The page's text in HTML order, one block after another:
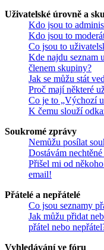
Uživatelské úrovně a
Kdo jsou to
Kdo jsou to
Co jsou to
Kde najdu seznam
členem skupiny?
Jak se můžu stát
Proč mají některé
Co je to „Výchozí
K čemu slouží
Soukromé zprávy
Nemůžu posílat
Dostávám
Přišel mi od
email!
Přátelé a nepřátelé
Co jsou seznamy
Jak můžu přidat
přátel nebo
Vyhledávání ve fóru